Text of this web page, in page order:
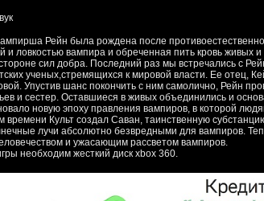
Рейн была рождена после
ловкостью вампира и обреченная пить кровь живых и
сил добра. Последний раз мы встречались с
ученых,стремящихся к мировой власти. Ее отец,
Упустив шанс покончить с ним самолично, Рейн
и сестер. Оставшиеся в живых объединились и
новую эпоху правления вампиров, в которой
времени Культ создал Саван, таинственную
лучи абсолютно безвредными для вампиров.
и ужасающим рассветом вампиров.
необходим жесткий диск xbox 360.